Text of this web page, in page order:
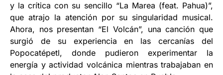
y la crítica con su sencillo “La Marea (feat. Pahua)”,
que atrajo la atención por su singularidad musical.
Ahora, nos presentan “El Volcán”, una canción que
surgió de su experiencia en las cercanías del
Popocatépetl, donde pudieron experimentar la
energía y actividad volcánica mientras trabajaban en